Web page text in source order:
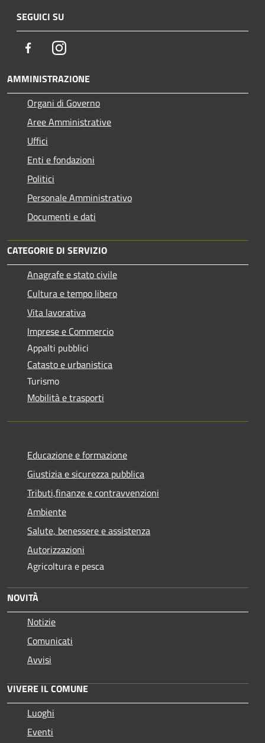
SEGUICI SU
FacebookInstagram
AMMINISTRAZIONE
Organi di Governo
Aree Amministrative
Uffici
Enti e fondazioni
Politici
Personale Amministrativo
Documenti e dati
CATEGORIE DI SERVIZIO
Anagrafe e stato civile
Cultura e tempo libero
Vita lavorativa
Imprese e Commercio
Appalti pubblici
Catasto e urbanistica
Turismo
Mobilità e trasporti
Educazione e formazione
Giustizia e sicurezza pubblica
Tributi,finanze e contravvenzioni
Ambiente
Salute, benessere e assistenza
Autorizzazioni
Agricoltura e pesca
NOVITÀ
Notizie
Comunicati
Avvisi
VIVERE IL COMUNE
Luoghi
Eventi